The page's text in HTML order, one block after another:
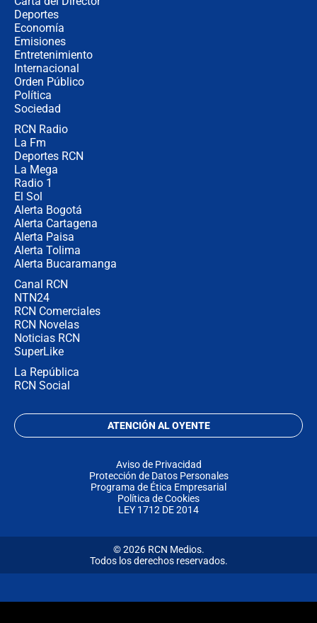
Deportes
Economía
Emisiones
Entretenimiento
Internacional
Orden Público
Política
Sociedad
RCN Radio
La Fm
Deportes RCN
La Mega
Radio 1
El Sol
Alerta Bogotá
Alerta Cartagena
Alerta Paisa
Alerta Tolima
Alerta Bucaramanga
Canal RCN
NTN24
RCN Comerciales
RCN Novelas
Noticias RCN
SuperLike
La República
RCN Social
ATENCIÓN AL OYENTE
Aviso de Privacidad
Protección de Datos Personales
Programa de Ética Empresarial
Política de Cookies
LEY 1712 DE 2014
© 2026 RCN Medios.
Todos los derechos reservados.